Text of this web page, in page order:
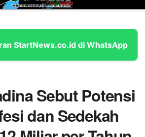
StartNews.co.id di WhatsApp
Sebut Potensi
dan Sedekah